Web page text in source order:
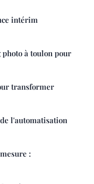
intérim
à toulon pour
transformer
l'automatisation
: